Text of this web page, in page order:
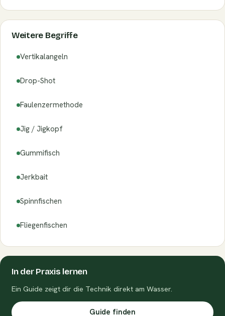
Weitere Begriffe
Vertikalangeln
Drop-Shot
Faulenzermethode
Jig / Jigkopf
Gummifisch
Jerkbait
Spinnfischen
Fliegenfischen
In der Praxis lernen
Ein Guide zeigt dir die Technik direkt am Wasser.
Guide finden